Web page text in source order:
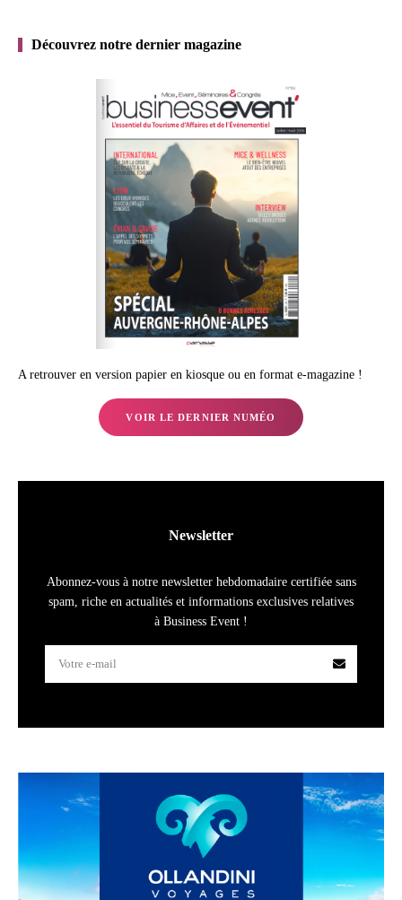
Découvrez notre dernier magazine
A retrouver en version papier en kiosque ou en format e-magazine !
VOIR LE DERNIER NUMÉO
Newsletter
Abonnez-vous à notre newsletter hebdomadaire certifiée sans
spam, riche en actualités et informations exclusives relatives
à Business Event !